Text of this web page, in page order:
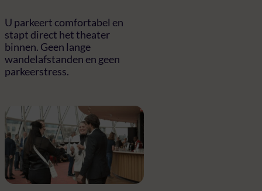
U parkeert comfortabel en
stapt direct het theater
binnen. Geen lange
wandelafstanden en geen
parkeerstress.